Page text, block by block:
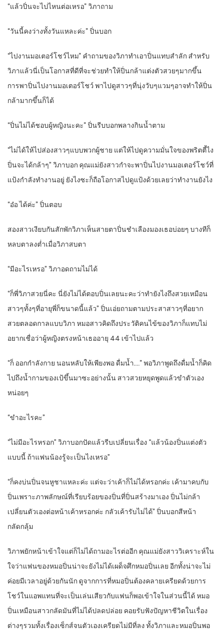
“แล้วปิ่นจะไปไหนต่อเหรอ” วิภาถาม
“วันนี้คงว่างทั้งวันแหละค่ะ” ปิ่นบอก
“ไปงานมอเตอร์โชว์ไหม” คำถามของวิภาทำเอาปิ่นแทบสำลัก สำหรับ
วิภาแล้วนี่เป็นโอกาสที่ดีที่จะช่วยทำให้ปิ่นกล้าแต่งตัวสวยๆมากขึ้น
การพาปิ่นไปงานมอเตอร์โชว์ พาไปดูสาวๆที่นุ่งวับๆแวมๆอาจทำให้ปิ่น
กล้ามากขึ้นก็ได้
“ปิ่นไม่ได้ชอบผู้หญิงนะคะ” ปิ่นรีบบอกพลางกินน้ำตาม
“ไม่ได้ให้ไปส่องสาวๆแบบพวกผู้ชาย แต่ให้ไปดูความมั่นใจของพริตตี้ไง
ปิ่นจะได้กล้าๆ” วิภาบอก คุณแม่ยังสาวกำจะพาปิ่นไปงานมอเตอร์โชว์ที่
แป้งกำลังทำงานอยู่ ยังไงซะก็ถือโอกาสไปดูแป้งด้วยเลยว่าทำงานยังไง
“อ๋อ ได้ค่ะ” ปิ่นตอบ
สองสาวเงียบกันสักพักวิภาเห็นสายตาปิ่นชำเลืองมองเธอบ่อยๆ บางทีก็
หลบตาลงต่ำเมื่อวิภาสบตา
“มีอะไรเหรอ” วิภาอดถามไม่ได้
“ก็พี่วิภาสวยนี่คะ นี่ยังไม่ได้ตอบปิ่นเลยนะคะว่าทำยังไงถึงสวยเหมือน
สาวๆทั้งๆที่อายุพี่ก็ขนาดนี้แล้ว” ปิ่นเอ่ยถามตามประสาสาวๆที่อยาก
สวยตลอดกาลแบบวิภา หมอสาวคิดถึงประวัติคนไข้ของวิภาก็แทบไม่
อยากเชื่อว่าผู้หญิงตรงหน้าเธออายุ 44 เข้าไปแล้ว
“ก็ ออกกำลังกาย นอนหลับให้เพียงพอ ดื่มน้ำ….” พอวิภาพูดถึงดื่มน้ำก็คิด
ไปถึงน้ำกามของเป้ขึ้นมาซะอย่างนั้น สาวสวยหยุดพูดแล้วขำตัวเอง
หน่อยๆ
“ขำอะไรคะ”
“ไม่มีอะไรหรอก” วิภาบอกปัดแล้วรีบเปลี่ยนเรื่อง “แล้วน้องปิ่นแต่งตัว
แบบนี้ ถ้าแฟนน้องรู้จะเป็นไงเหรอ”
“ก็คงบ่นปิ่นจนหูชาแหละค่ะ แต่จะว่าเค้าก็ไม่ได้หรอกค่ะ เค้ามาคบกับ
ปิ่นเพราะภาพลักษณ์ที่เรียบร้อยของปิ่นที่ปิ่นสร้างมาเอง ปิ่นไม่กล้า
เปลี่ยนตัวเองต่อหน้าเค้าหรอกค่ะ กลัวเค้ารับไม่ได้” ปิ่นบอกสีหน้า
กลัดกลุ้ม
วิภาพยักหน้าเข้าใจแต่ก็ไม่ได้ถามอะไรต่ออีก คุณแม่ยังสาววิเคราะห์ใน
ใจว่าแฟนของหมอปิ่นน่าจะยังไม่ได้เผด็จศึกหมอปิ่นเลย อีกทั้งน่าจะไม่
ค่อยมีเวลาอยู่ด้วยกันนัก ดูจากการที่หมอปิ่นต้องคลายเครียดด้วยการ
โชว์ในแอพแทนที่จะเป็นเล่นเสียวกับแฟนก็พอเข้าใจในส่วนนี้ได้ หมอ
ปิ่นเหมือนสาวกลัดมันที่ไม่ได้ปลดปล่อย คอยรับฟังปัญหาชีวิตในเรื่อง
ต่างๆรวมทั้งเรื่องเซ็กส์จนตัวเองเครียดไม่มีที่ลง ทั้งวิภาและหมอปิ่นพอ